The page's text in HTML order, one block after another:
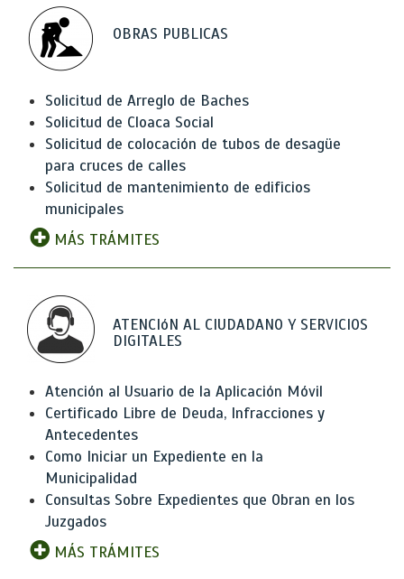
OBRAS PUBLICAS
Solicitud de Arreglo de Baches
Solicitud de Cloaca Social
Solicitud de colocación de tubos de desagüe
para cruces de calles
Solicitud de mantenimiento de edificios
municipales
MÁS TRÁMITES
ATENCIóN AL CIUDADANO Y SERVICIOS
DIGITALES
Atención al Usuario de la Aplicación Móvil
Certificado Libre de Deuda, Infracciones y
Antecedentes
Como Iniciar un Expediente en la
Municipalidad
Consultas Sobre Expedientes que Obran en los
Juzgados
MÁS TRÁMITES